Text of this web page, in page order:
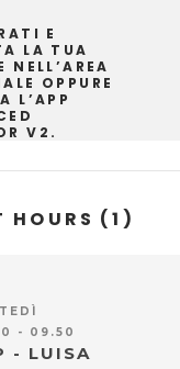
E
LA TUA
NELL’AREA
OPPURE
L’APP
V2.
HOURS (1)
- 09.50
- LUISA